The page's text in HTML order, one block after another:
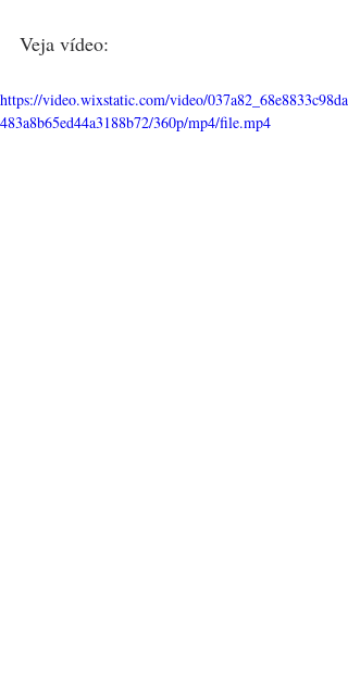
Veja vídeo:
https://video.wixstatic.com/video/037a82_68e8833c98da
483a8b65ed44a3188b72/360p/mp4/file.mp4